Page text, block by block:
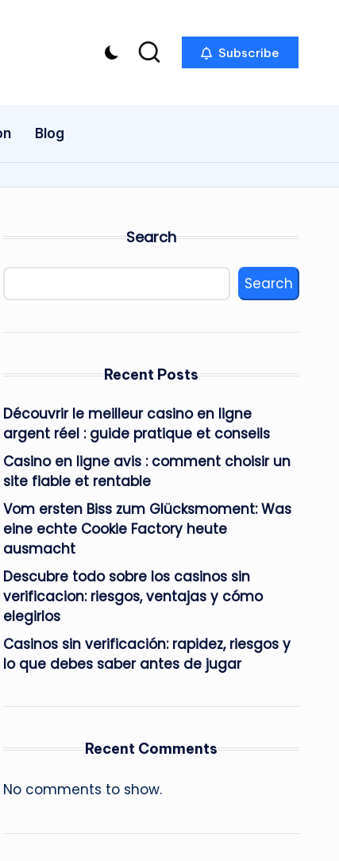
Subscribe
Blog
Search
Search
Recent Posts
Découvrir le meilleur casino en ligne
argent réel : guide pratique et conseils
Casino en ligne avis : comment choisir un
site fiable et rentable
Vom ersten Biss zum Glücksmoment: Was
eine echte Cookie Factory heute
ausmacht
Descubre todo sobre los casinos sin
verificacion: riesgos, ventajas y cómo
elegirlos
Casinos sin verificación: rapidez, riesgos y
lo que debes saber antes de jugar
Recent Comments
No comments to show.